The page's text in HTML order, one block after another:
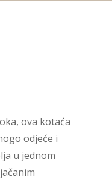
ova kotaća
odjeće i
u jednom